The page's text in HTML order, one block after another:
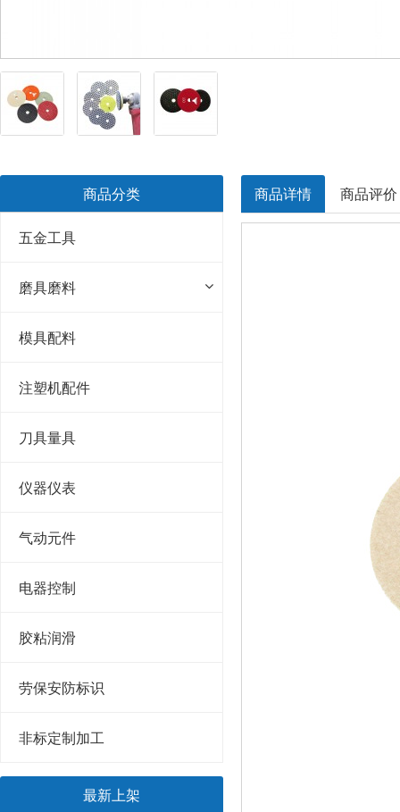
商品分类
五金工具
磨具磨料
模具配料
注塑机配件
刀具量具
仪器仪表
气动元件
电器控制
胶粘润滑
劳保安防标识
非标定制加工
最新上架
商品详情 商品评价